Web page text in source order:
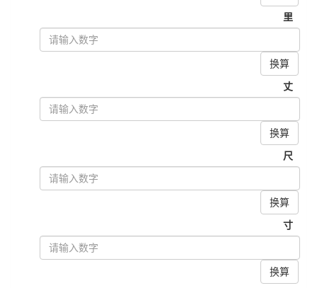
里
换算
丈
换算
尺
换算
寸
换算